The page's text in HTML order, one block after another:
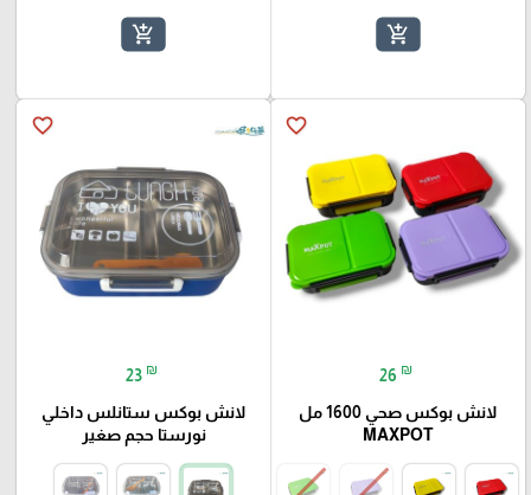
add_shopping_cart
add_shopping_cart
favorite_border
26 ₪
لانش بوكس صحي 1600 مل
MAXPOT
favorite_border
23 ₪
لانش بوكس ستانلس داخلي
نورستا حجم صغير